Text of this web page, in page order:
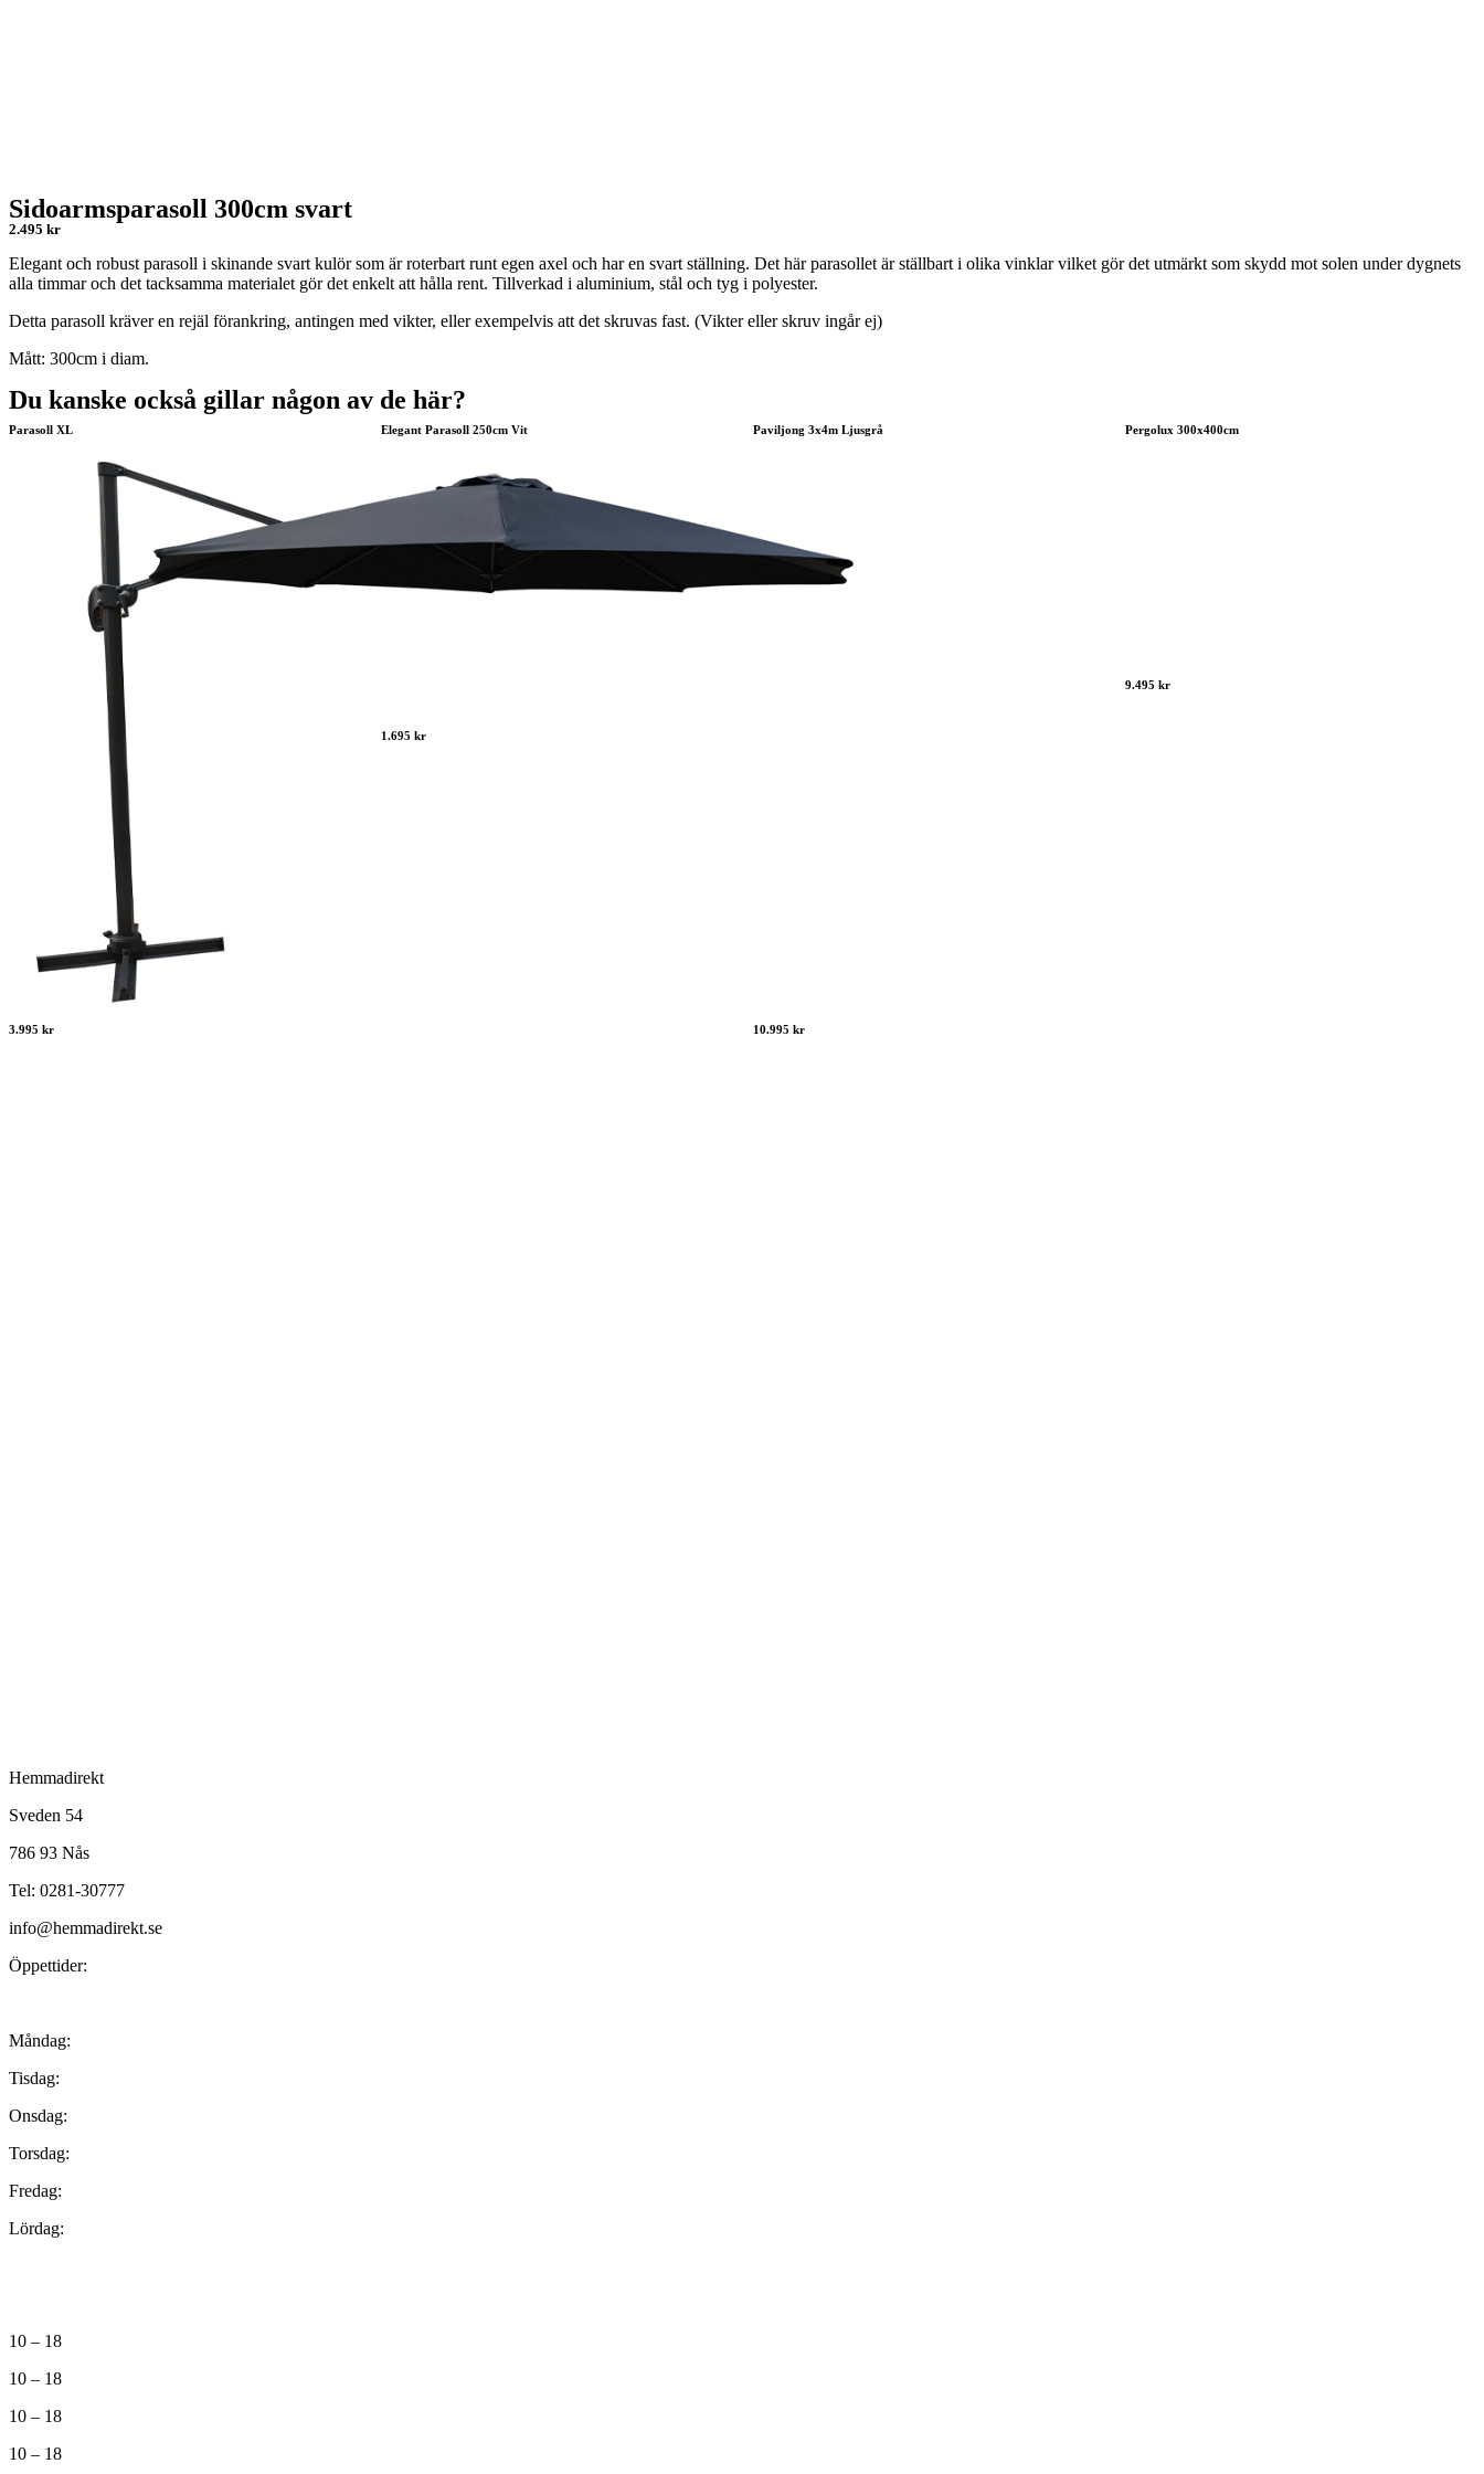
Sidoarmsparasoll 300cm svart
2.495 kr
Elegant och robust parasoll i skinande svart kulör som är roterbart runt egen axel och har en svart ställning. Det här parasollet är ställbart i olika vinklar vilket gör det utmärkt som skydd mot solen under dygnets
alla timmar och det tacksamma materialet gör det enkelt att hålla rent. Tillverkad i aluminium, stål och tyg i polyester.
Detta parasoll kräver en rejäl förankring, antingen med vikter, eller exempelvis att det skruvas fast. (Vikter eller skruv ingår ej)
Mått: 300cm i diam.
Du kanske också gillar någon av de här?
Parasoll XL
3.995 kr
Elegant Parasoll 250cm Vit
1.695 kr
Paviljong 3x4m Ljusgrå
10.995 kr
Pergolux 300x400cm
9.495 kr
Hemmadirekt
Sveden 54
786 93 Nås
Tel: 0281-30777
info@hemmadirekt.se
Öppettider:
Måndag:
Tisdag:
Onsdag:
Torsdag:
Fredag:
Lördag:
10 – 18
10 – 18
10 – 18
10 – 18